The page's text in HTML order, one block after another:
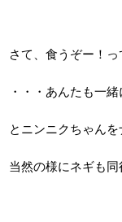
さて、食うぞー！
・・・あんたも一
当然の様にネギも同